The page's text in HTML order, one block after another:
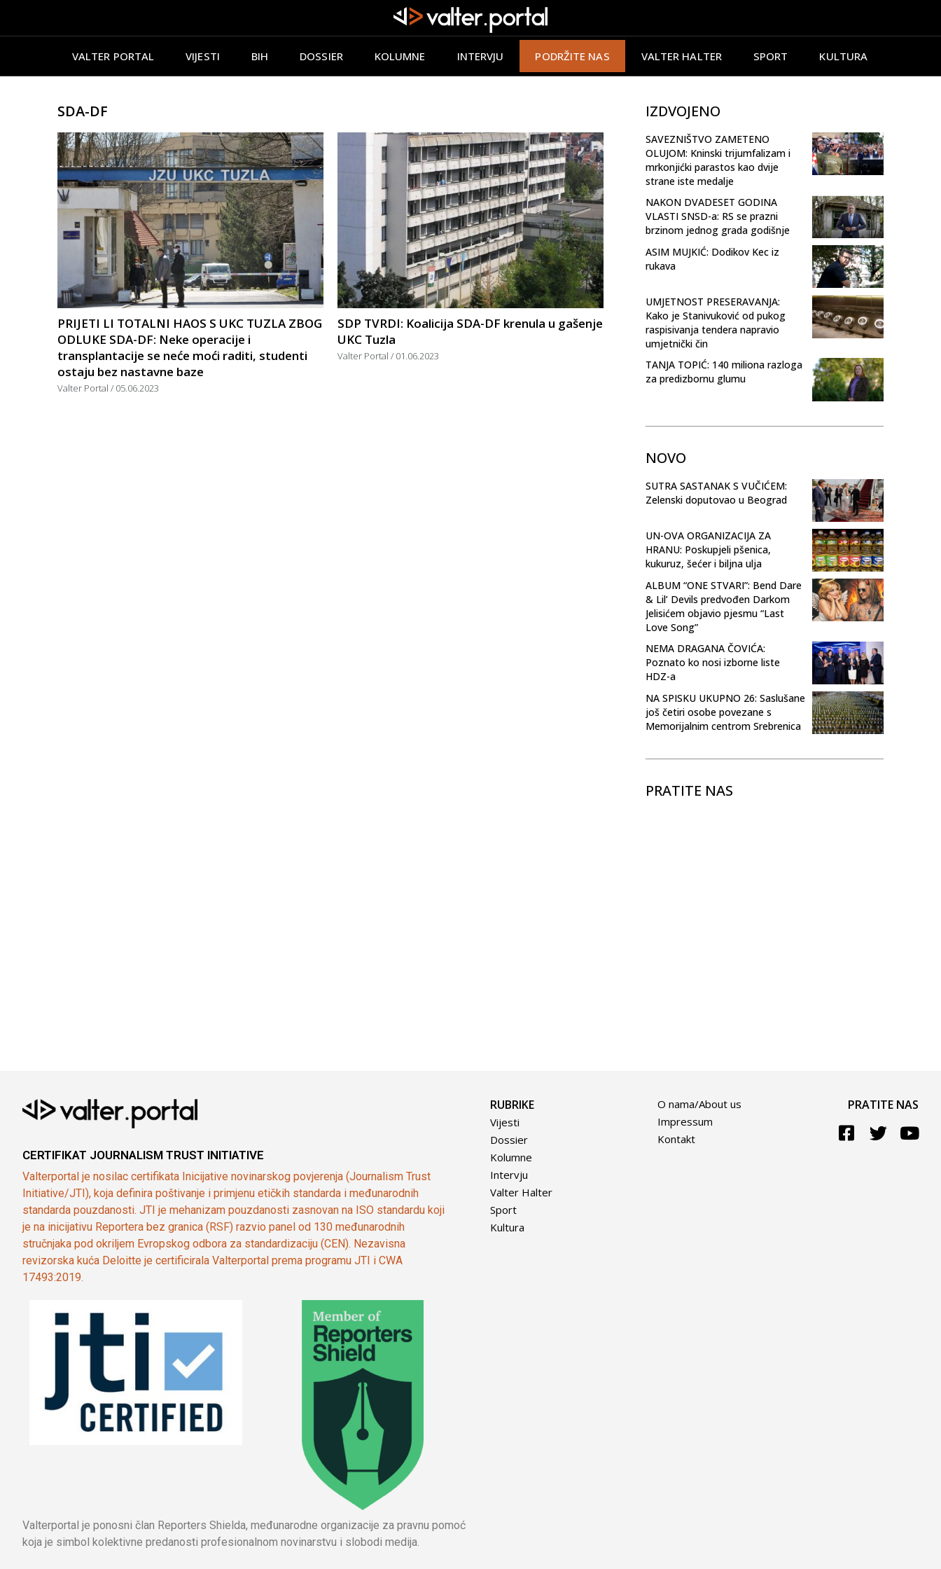
VALTER PORTAL VIJESTI BIH DOSSIER KOLUMNE INTERVJU PODRŽITE NAS VALTER HALTER SPORT KULTURA
SDA-DF
PRIJETI LI TOTALNI HAOS S UKC TUZLA ZBOG
ODLUKE SDA-DF: Neke operacije i
transplantacije se neće moći raditi, studenti
ostaju bez nastavne baze
Valter Portal 05.06.2023
SDP TVRDI: Koalicija SDA-DF krenula u gašenje
UKC Tuzla
Valter Portal 01.06.2023
IZDVOJENO
SAVEZNIŠTVO ZAMETENO
OLUJOM: Kninski trijumfalizam i
mrkonjićki parastos kao dvije
strane iste medalje
NAKON DVADESET GODINA
VLASTI SNSD-a: RS se prazni
brzinom jednog grada godišnje
ASIM MUJKIĆ: Dodikov Kec iz
rukava
UMJETNOST PRESERAVANJA:
Kako je Stanivuković od pukog
raspisivanja tendera napravio
umjetnički čin
TANJA TOPIĆ: 140 miliona razloga
za predizbornu glumu
NOVO
SUTRA SASTANAK S VUČIĆEM:
Zelenski doputovao u Beograd
UN-OVA ORGANIZACIJA ZA
HRANU: Poskupjeli pšenica,
kukuruz, šećer i biljna ulja
ALBUM “ONE STVARI”: Bend Dare
& Lil’ Devils predvođen Darkom
Jelisićem objavio pjesmu “Last
Love Song”
NEMA DRAGANA ČOVIĆA:
Poznato ko nosi izborne liste
HDZ-a
NA SPISKU UKUPNO 26: Saslušane
još četiri osobe povezane s
Memorijalnim centrom Srebrenica
PRATITE NAS
CERTIFIKAT JOURNALISM TRUST INITIATIVE
Valterportal je nosilac certifikata Inicijative novinarskog povjerenja (Journalism Trust
Initiative/JTI), koja definira poštivanje i primjenu etičkih standarda i međunarodnih
standarda pouzdanosti. JTI je mehanizam pouzdanosti zasnovan na ISO standardu koji
je na inicijativu Reportera bez granica (RSF) razvio panel od 130 međunarodnih
stručnjaka pod okriljem Evropskog odbora za standardizaciju (CEN). Nezavisna
revizorska kuća Deloitte je certificirala Valterportal prema programu JTI i CWA
17493:2019.
Valterportal je ponosni član Reporters Shielda, međunarodne organizacije za pravnu pomoć
koja je simbol kolektivne predanosti profesionalnom novinarstvu i slobodi medija.
RUBRIKE
Vijesti
Dossier
Kolumne
Intervju
Valter Halter
Sport
Kultura
O nama/About us
Impressum
Kontakt
PRATITE NAS